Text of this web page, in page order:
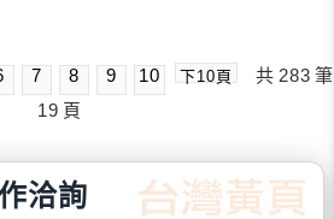
7 8 9 10 下10頁 共 283 筆
19 頁
洽詢